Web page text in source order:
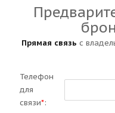
Прямая связь с
Телефон
для
связи*: